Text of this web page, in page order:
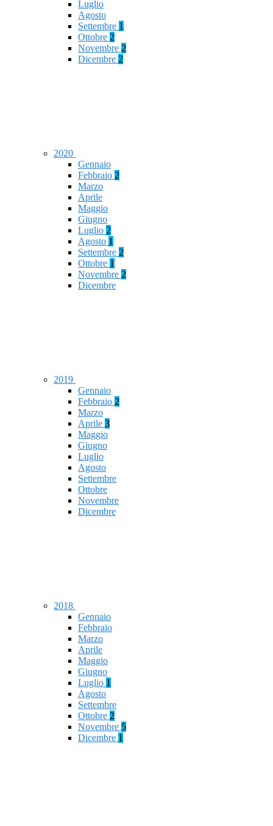
Luglio
Agosto
Settembre 1
Ottobre 2
Novembre 2
Dicembre 2
2020
Gennaio
Febbraio 2
Marzo
Aprile
Maggio
Giugno
Luglio 2
Agosto 1
Settembre 2
Ottobre 1
Novembre 2
Dicembre
2019
Gennaio
Febbraio 2
Marzo
Aprile 3
Maggio
Giugno
Luglio
Agosto
Settembre
Ottobre
Novembre
Dicembre
2018
Gennaio
Febbraio
Marzo
Aprile
Maggio
Giugno
Luglio 1
Agosto
Settembre
Ottobre 2
Novembre 5
Dicembre 1